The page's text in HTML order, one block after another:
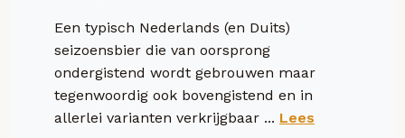
Een typisch Nederlands (en Duits)
seizoensbier die van oorsprong
ondergistend wordt gebrouwen maar
tegenwoordig ook bovengistend en in
allerlei varianten verkrijgbaar ... Lees